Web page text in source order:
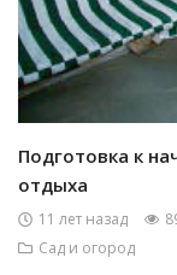
Подготовка к
отдыха
11 лет назад
Сад и огород